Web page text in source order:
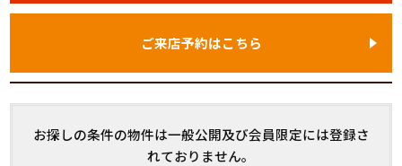
ご来店予約はこちら
お探しの条件の物件は一般公開及び会員限定には登録さ
れておりません。